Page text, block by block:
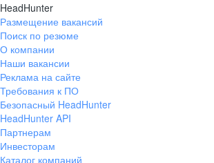
Екатеринбург
ул. Боевых Дружин, стр. 20,
+7 343 226-79-99
pr@ural.hh.ru
ул. Янковского, д. 169, 7 этаж,
HeadHunter
Размещение вакансий
Поиск по резюме
О компании
Наши вакансии
Реклама на сайте
Требования к ПО
Безопасный HeadHunter
HeadHunter API
Партнерам
Инвесторам
Каталог компаний